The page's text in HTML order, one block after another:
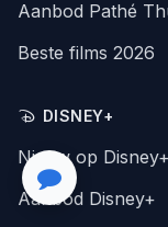
Aanbod Pathé
Beste films 2026
DISNEY+
Nieuw op Disney+
Aanbod Disney+